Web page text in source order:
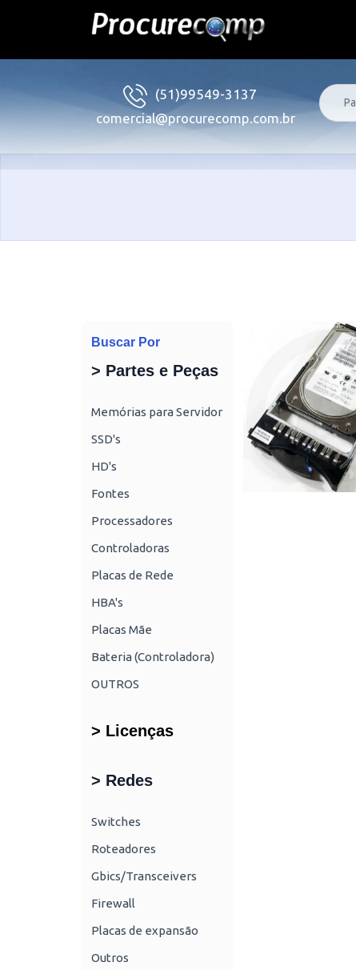
(51)99549-3137
comercial@procurecomp.com.br
Buscar Por
> Partes e Peças
Memórias para Servidor
SSD's
HD's
Fontes
Processadores
Controladoras
Placas de Rede
HBA's
Placas Mãe
Bateria (Controladora)
OUTROS
> Licenças
> Redes
Switches
Roteadores
Gbics/Transceivers
Firewall
Placas de expansão
Outros